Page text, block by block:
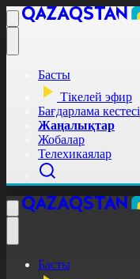
Басты
Тікелей эфир
Бағдарлама кестесі
Жаңалықтар
Жобалар
Телехикаялар
Басты